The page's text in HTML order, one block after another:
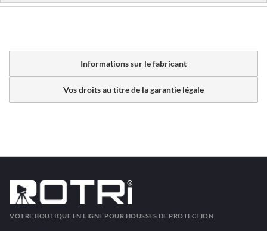
Informations sur le fabricant
Vos droits au titre de la garantie légale
VOTRE BOUTIQUE EN LIGNE POUR HOUSSES DE PROTECTION